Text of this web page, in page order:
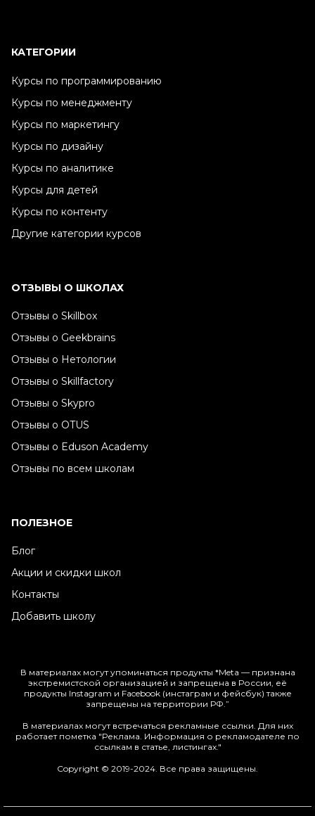
КАТЕГОРИИ
Курсы по программированию
Курсы по менеджменту
Курсы по маркетингу
Курсы по дизайну
Курсы по аналитике
Курсы для детей
Курсы по контенту
Другие категории курсов
ОТЗЫВЫ О ШКОЛАХ
Отзывы о Skillbox
Отзывы о Geekbrains
Отзывы о Нетологии
Отзывы о Skillfactory
Отзывы о Skypro
Отзывы о OTUS
Отзывы о Eduson Academy
Отзывы по всем школам
ПОЛЕЗНОЕ
Блог
Акции и скидки школ
Контакты
Добавить школу
В материалах могут упоминаться продукты *Meta — признана
экстремистской организацией и запрещена в России, её
продукты Instagram и Facebook (инстаграм и фейсбук) также
запрещены на территории РФ.”
В материалах могут встречаться рекламные ссылки. Для них
работает пометка "Реклама. Информация о рекламодателе по
ссылкам в статье, листингах."
Copyright © 2019-2024. Все права защищены.